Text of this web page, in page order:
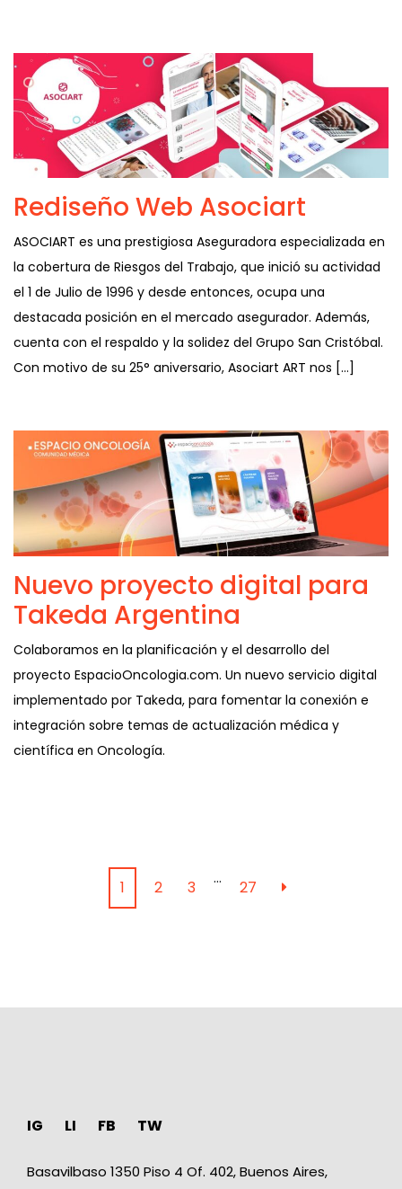
Rediseño Web Asociart
ASOCIART es una prestigiosa Aseguradora especializada en
la cobertura de Riesgos del Trabajo, que inició su actividad
el 1 de Julio de 1996 y desde entonces, ocupa una
destacada posición en el mercado asegurador. Además,
cuenta con el respaldo y la solidez del Grupo San Cristóbal.
Con motivo de su 25° aniversario, Asociart ART nos […]
Nuevo proyecto digital para
Takeda Argentina
Colaboramos en la planificación y el desarrollo del
proyecto EspacioOncologia.com. Un nuevo servicio digital
implementado por Takeda, para fomentar la conexión e
integración sobre temas de actualización médica y
científica en Oncología.
1 2 3 … 27
IG LI FB TW
Basavilbaso 1350 Piso 4 Of. 402, Buenos Aires,